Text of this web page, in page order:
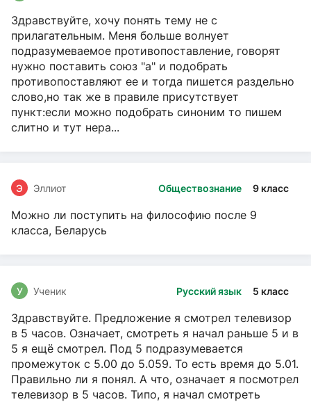
Здравствуйте, хочу понять тему не с
прилагательным. Меня больше волнует
подразумеваемое противопоставление, говорят
нужно поставить союз "а" и подобрать
противопоставляют ее и тогда пишется раздельно
слово,но так же в правиле присутствует
пункт:если можно подобрать синоним то пишем
слитно и тут нера...
Обществознание 9 класс
Э Эллиот
Можно ли поступить на философию после 9
класса, Беларусь
Русский язык 5 класс
У Ученик
Здравствуйте. Предложение я смотрел телевизор
в 5 часов. Означает, смотреть я начал раньше 5 и в
5 я ещё смотрел. Под 5 подразумевается
промежуток с 5.00 до 5.059. То есть время до 5.01.
Правильно ли я понял. А что, означает я посмотрел
телевизор в 5 часов. Типо, я начал смотреть